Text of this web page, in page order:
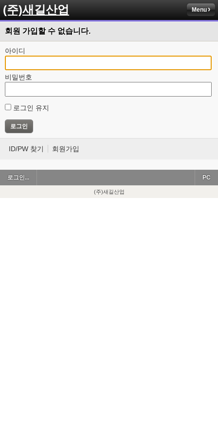
(주)새길산업 Menu
회원 가입할 수 없습니다.
아이디
비밀번호
로그인 유지
ID/PW 찾기 회원가입
로그인... PC
(주)새길산업